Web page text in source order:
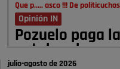
Que p..... asco !!! De
Opinión IN
Pozuelo paga
autobombo:
julio-agosto de 2026